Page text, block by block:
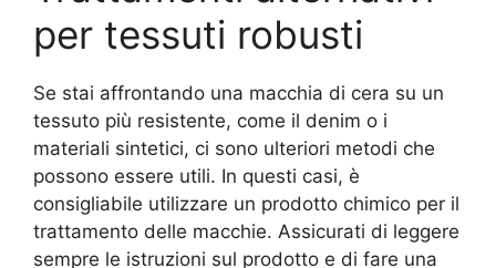
per tessuti robusti
Se stai affrontando una macchia di cera su un
tessuto più resistente, come il denim o i
materiali sintetici, ci sono ulteriori metodi che
possono essere utili. In questi casi, è
consigliabile utilizzare un prodotto chimico per il
trattamento delle macchie. Assicurati di leggere
sempre le istruzioni sul prodotto e di fare una